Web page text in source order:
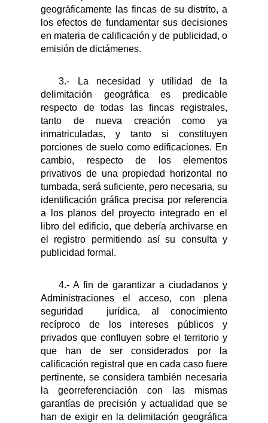
geográficamente las fincas de su distrito, a
los efectos de fundamentar sus decisiones
en materia de calificación y de publicidad, o
emisión de dictámenes.
3.- La necesidad y utilidad de la
delimitación geográfica es predicable
respecto de todas las fincas registrales,
tanto de nueva creación como ya
inmatriculadas, y tanto si constituyen
porciones de suelo como edificaciones. En
cambio, respecto de los elementos
privativos de una propiedad horizontal no
tumbada, será suficiente, pero necesaria, su
identificación gráfica precisa por referencia
a los planos del proyecto integrado en el
libro del edificio, que debería archivarse en
el registro permitiendo así su consulta y
publicidad formal.
4.- A fin de garantizar a ciudadanos y
Administraciones el acceso, con plena
seguridad
jurídica, al conocimiento
recíproco de los intereses públicos y
privados que confluyen sobre el territorio y
que han de ser considerados por la
calificación registral que en cada caso fuere
pertinente, se considera también necesaria
la georreferenciación con las mismas
garantías de precisión y actualidad que se
han de exigir en la delimitación geográfica